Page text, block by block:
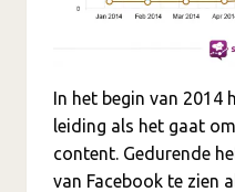
In het begin van 2014
leiding als het gaat
content. Gedurende
van Facebook te zien